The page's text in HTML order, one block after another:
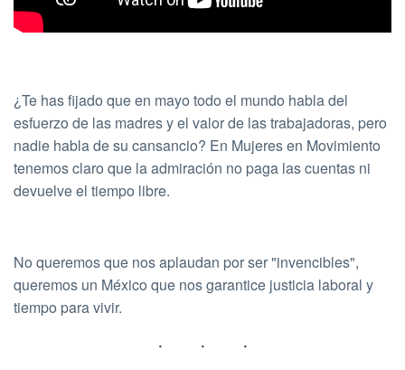
¿Te has fijado que en mayo todo el mundo habla del
esfuerzo de las madres y el valor de las trabajadoras, pero
nadie habla de su cansancio? En Mujeres en Movimiento
tenemos claro que la admiración no paga las cuentas ni
devuelve el tiempo libre.
No queremos que nos aplaudan por ser "invencibles",
queremos un México que nos garantice justicia laboral y
tiempo para vivir.